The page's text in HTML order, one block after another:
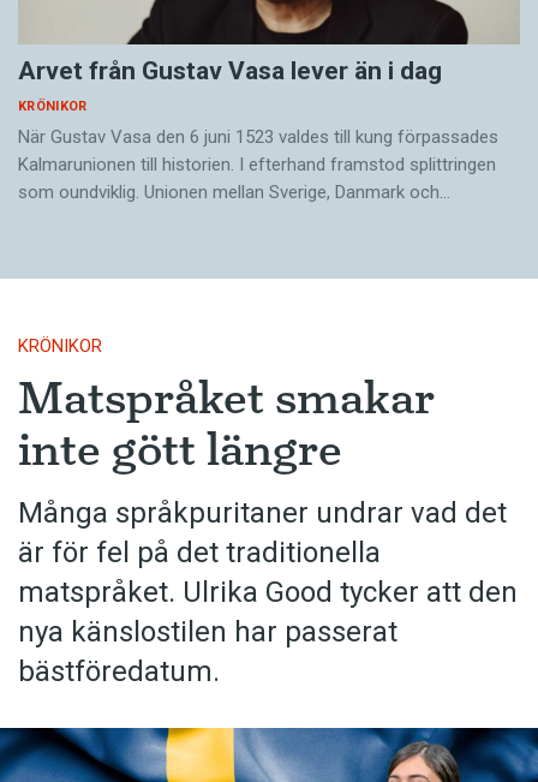
Arvet från Gustav Vasa lever än i dag
KRÖNIKOR
När Gustav Vasa den 6 juni 1523 ­valdes till kung förpassades
Kalmar­unionen till historien. I efterhand framstod splittringen
som ound­viklig. ­Unionen ­mellan Sverige, Danmark och…
KRÖNIKOR
Matspråket smakar
inte gött längre
Många språkpuritaner undrar vad det
är för fel på det traditionella
matspråket. Ulrika Good tycker att den
nya känslostilen har passerat
bästföredatum.